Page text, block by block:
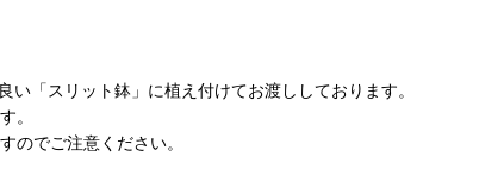
「スリット鉢」に植え付けてお渡ししております。
。
のでご注意ください。